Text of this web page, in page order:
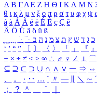
Α Β ΓΔ Ε Ζ Η Θ Ι ΚΛ Μ Ν
θ ι κ λ μ ν ξ ο π ρ σ τ υ φ χ ψ
á à Á À é è É È ç Ç ê
Ä Ö Ü ä ö ü ß
ִֶֹ ֻּ ׁׂ כ ג ד ש ץ ת צ מ נ ה ב
‘ ’ “ ” 〔 〕 〈 〉 「 」 『 』
± × ÷ ≠ ≤ ≥ ∞ ∴ ♂ ♀ ∠ ⊥ ⌒
⊆ ⊇ ⊂ ⊃ ∪ ∩ ∧ ∨ ￢ ⇒ ⇔
、
。 · ‥ … ¨ 〃 ― ＼ ∼ ´
；
？ ＾ ｀